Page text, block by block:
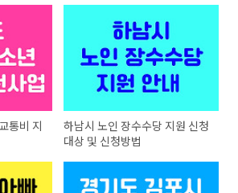
통비 지
하남시 노인 장수수당 지원 신청
대상 및 신청방법